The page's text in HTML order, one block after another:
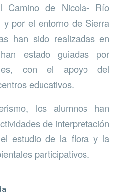
Camino de Nicola- Río
y por el entorno de Sierra
han sido realizadas en
estado guiadas por
con el apoyo del
educativos.
los alumnos han
de interpretación
estudio de la flora y la
participativos.